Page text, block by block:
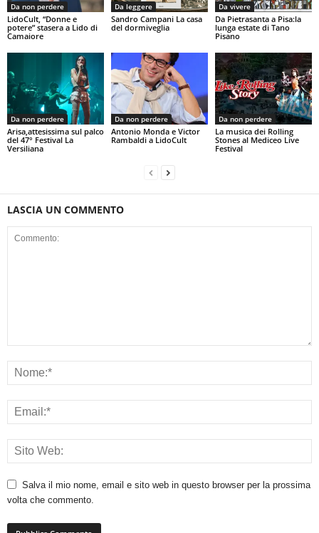
Da non perdere
LidoCult, “Donne e
potere” stasera a Lido di
Camaiore
Da leggere
Sandro Campani La casa
del dormiveglia
Da vivere
Da Pietrasanta a Pisa:la
lunga estate di Tano
Pisano
Da non perdere
Arisa,attesissima sul palco
del 47° Festival La
Versiliana
Da non perdere
Antonio Monda e Victor
Rambaldi a LidoCult
Da non perdere
La musica dei Rolling
Stones al Mediceo Live
Festival
LASCIA UN COMMENTO
Salva il mio nome, email e sito web in questo browser per la prossima
volta che commento.